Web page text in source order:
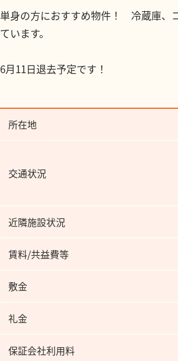
単身の方におすすめ物件！ 冷蔵庫、
ています。
6月11日退去予定です！
所在地
交通状況
近隣施設状
賃料/共益費等
敷金
礼金
保証会社利用料